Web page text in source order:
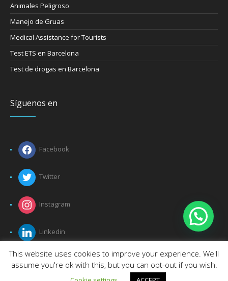
Animales Peligroso
Manejo de Gruas
Medical Assistance for Tourists
Test ETS en Barcelona
Test de drogas en Barcelona
Síguenos en
Facebook
Twitter
Instagram
Linkedin
This website uses cookies to improve your experience. We'll
assume you're ok with this, but you can opt-out if you wish.